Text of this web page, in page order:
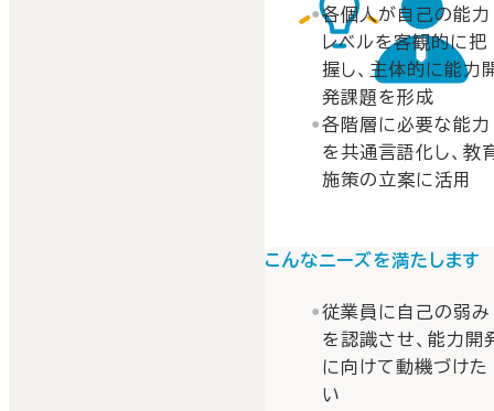
各個人が自己の能力
レベルを客観的に把
握し、主体的に能力
発課題を形成
各階層に必要な能力
を共通言語化し、教
施策の立案に活用
こんなニーズを満たします
従業員に自己の弱み
を認識させ、能力開
に向けて動機づけた
い